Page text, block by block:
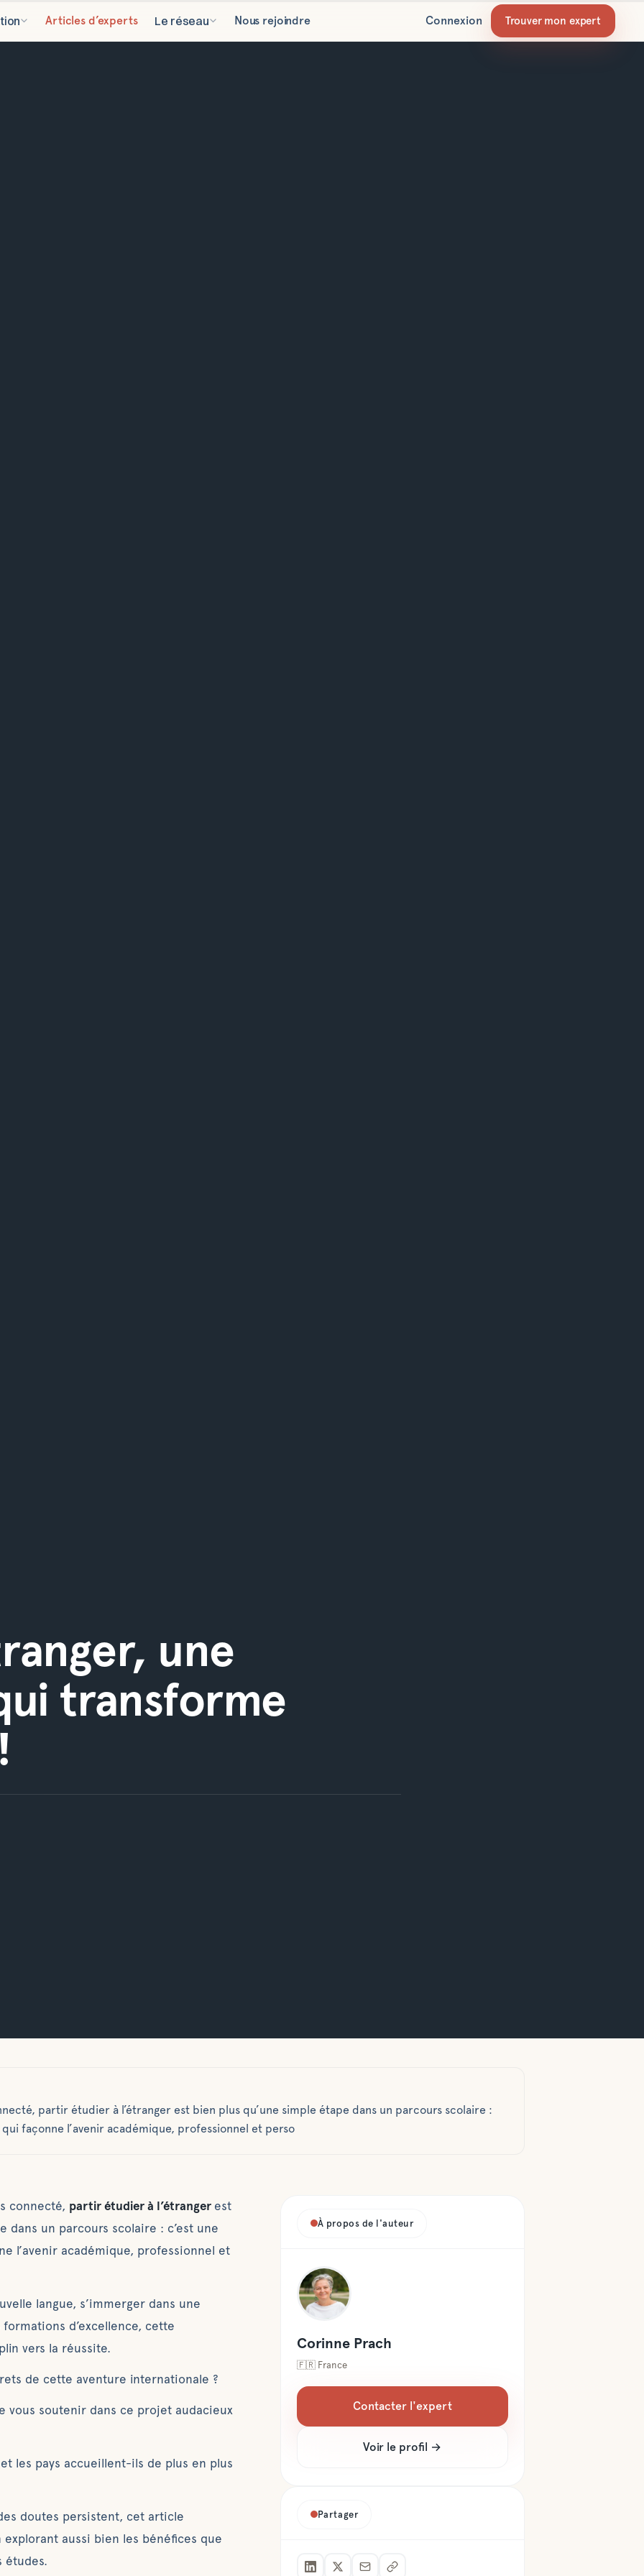
Articles d’experts Le réseau Nous rejoindre Connexion Trouver mon expert
une
transforme
partir étudier à l’étranger est bien plus qu’une simple étape dans un parcours scolaire :
façonne l’avenir académique, professionnel et perso
connecté, partir étudier à l’étranger est
dans un parcours scolaire : c’est une
l’avenir académique, professionnel et
langue, s’immerger dans une
d’excellence, cette
vers la réussite.
de cette aventure internationale ?
vous soutenir dans ce projet audacieux
les pays accueillent-ils de plus en plus
doutes persistent, cet article
aussi bien les bénéfices que
études.
À propos de l'auteur
Corinne Prach
🇫🇷 France
Contacter l'expert
Voir le profil →
Partager